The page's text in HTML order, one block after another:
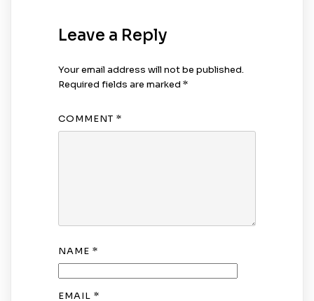
Leave a Reply
Your email address will not be published.
Required fields are marked *
COMMENT *
NAME *
EMAIL *